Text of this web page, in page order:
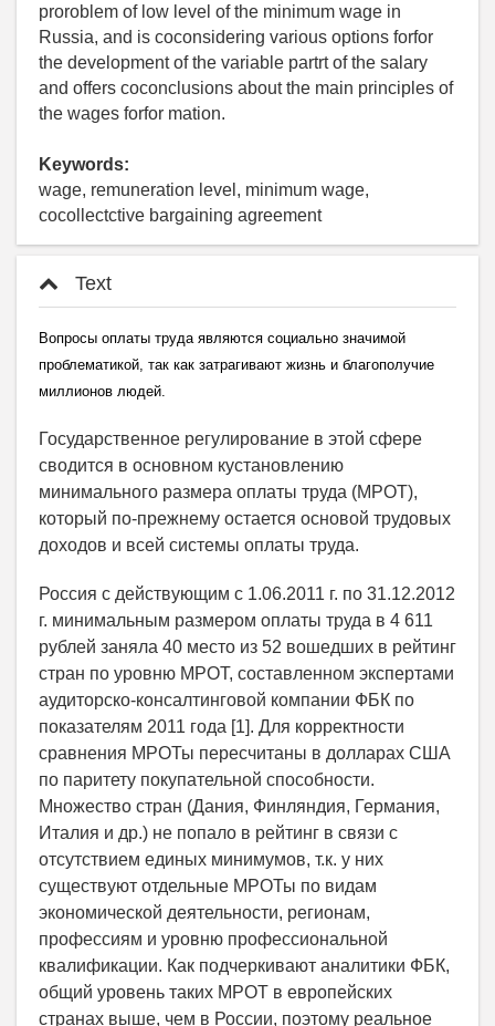
proroblem of low level of the minimum wage in
Russia, and is coconsidering various options forfor
the development of the variable partrt of the salary
and offers coconclusions about the main principles of
the wages forfor mation.
Keywords:
wage, remuneration level, minimum wage,
cocollectctive bargaining agreement
Text
Вопросы оплаты труда являются социально значимой
проблематикой, так как затрагивают жизнь и благополучие
миллионов людей.
Государственное регулирование в этой сфере
сводится в основном кустановлению
минимального размера оплаты труда (МРОТ),
который по-прежнему остается основой трудовых
доходов и всей системы оплаты труда.
Россия с действующим с 1.06.2011 г. по 31.12.2012
г. минимальным размером оплаты труда в 4 611
рублей заняла 40 место из 52 вошедших в рейтинг
стран по уровню МРОТ, составленном экспертами
аудиторско-консалтинговой компании ФБК по
показателям 2011 года [1]. Для корректности
сравнения МРОТы пересчитаны в долларах США
по паритету покупательной способности.
Множество стран (Дания, Финляндия, Германия,
Италия и др.) не попало в рейтинг в связи с
отсутствием единых минимумов, т.к. у них
существуют отдельные МРОТы по видам
экономической деятельности, регионам,
профессиям и уровню профессиональной
квалификации. Как подчеркивают аналитики ФБК,
общий уровень таких МРОТ в европейских
странах выше, чем в России, поэтому реальное